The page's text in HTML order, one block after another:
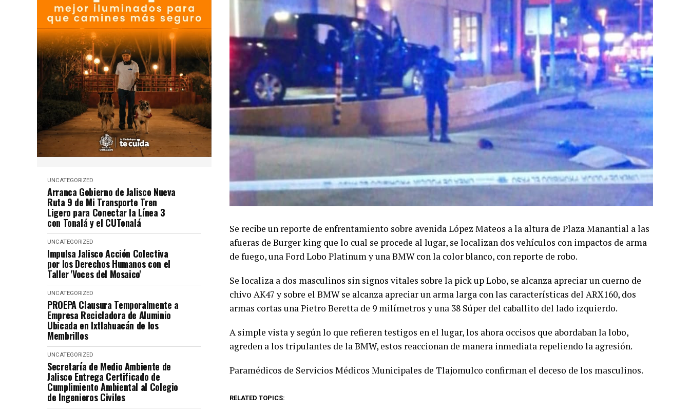
UNCATEGORIZED
Arranca Gobierno de Jalisco Nueva
Ruta 9 de Mi Transporte Tren
Ligero para Conectar la Línea 3
con Tonalá y el CUTonalá
UNCATEGORIZED
Impulsa Jalisco Acción Colectiva
por los Derechos Humanos con el
Taller 'Voces del Mosaico'
UNCATEGORIZED
PROEPA Clausura Temporalmente a
Empresa Recicladora de Aluminio
Ubicada en Ixtlahuacán de los
Membrillos
UNCATEGORIZED
Secretaría de Medio Ambiente de
Jalisco Entrega Certificado de
Cumplimiento Ambiental al Colegio
de Ingenieros Civiles
Se recibe un reporte de enfrentamiento sobre avenida López Mateos a la altura de Plaza Manantial a las
afueras de Burger king que lo cual se procede al lugar, se localizan dos vehículos con impactos de arma
de fuego, una Ford Lobo Platinum y una BMW con la color blanco, con reporte de robo.
Se localiza a dos masculinos sin signos vitales sobre la pick up Lobo, se alcanza apreciar un cuerno de
chivo AK47 y sobre el BMW se alcanza apreciar un arma larga con las características del ARX160, dos
armas cortas una Pietro Beretta de 9 milímetros y una 38 Súper del caballito del lado izquierdo.
A simple vista y según lo que refieren testigos en el lugar, los ahora occisos que abordaban la lobo,
agreden a los tripulantes de la BMW, estos reaccionan de manera inmediata repeliendo la agresión.
Paramédicos de Servicios Médicos Municipales de Tlajomulco confirman el deceso de los masculinos.
RELATED TOPICS: